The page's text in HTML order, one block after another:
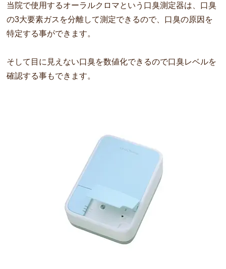
当院で使用するオーラルクロマという口臭測定器は、 口臭
の3大要素ガスを分離して測定できるので、 口臭の原因を
特定する事ができます。
そして目に見えない口臭を数値化できるので口臭レベルを
確認する事もできます。